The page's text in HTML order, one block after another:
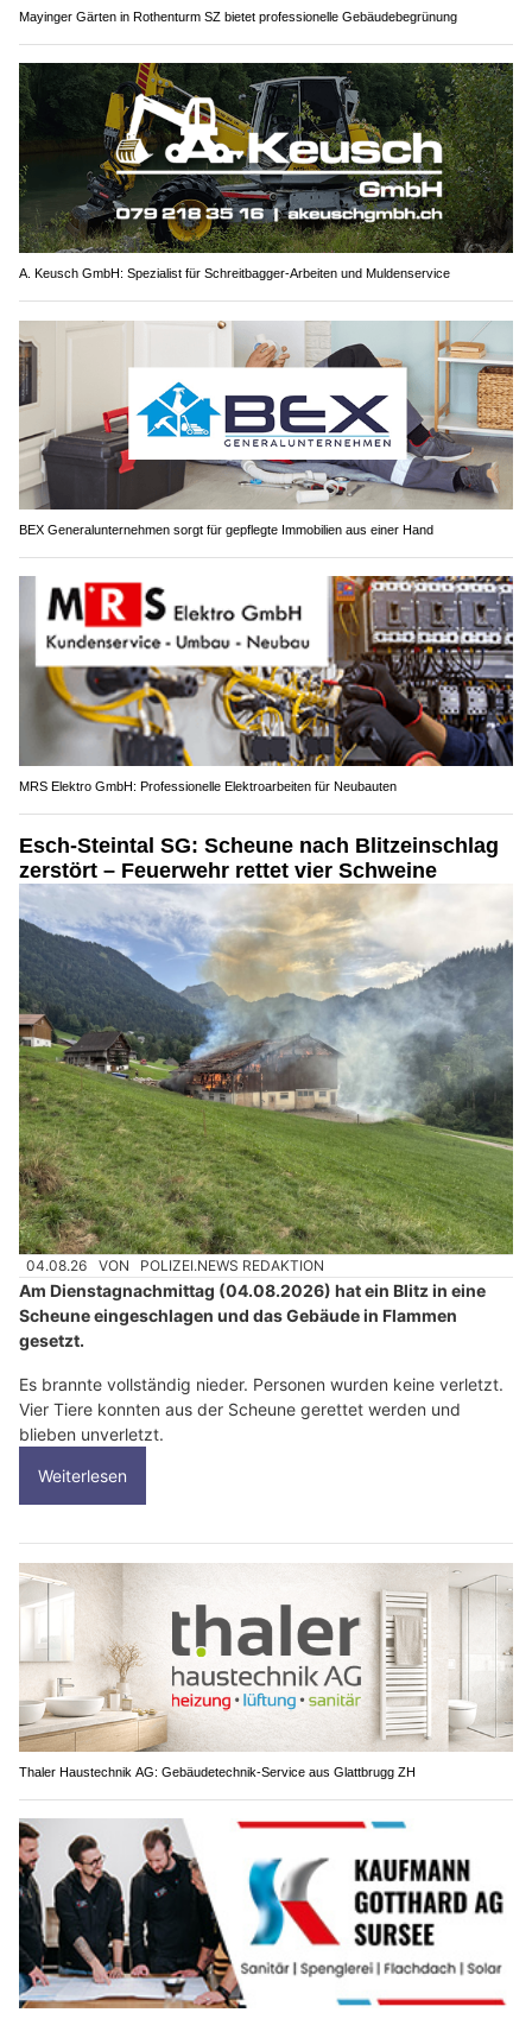
Mayinger Gärten in Rothenturm SZ bietet professionelle Gebäudebegrünung
A. Keusch GmbH: Spezialist für Schreitbagger-Arbeiten und Muldenservice
BEX Generalunternehmen sorgt für gepflegte Immobilien aus einer Hand
MRS Elektro GmbH: Professionelle Elektroarbeiten für Neubauten
Esch-Steintal SG: Scheune nach Blitzeinschlag
zerstört – Feuerwehr rettet vier Schweine
04.08.26 VON POLIZEI.NEWS REDAKTION
Am Dienstagnachmittag (04.08.2026) hat ein Blitz in eine
Scheune eingeschlagen und das Gebäude in Flammen
gesetzt.
Es brannte vollständig nieder. Personen wurden keine verletzt.
Vier Tiere konnten aus der Scheune gerettet werden und
blieben unverletzt.
Weiterlesen
Thaler Haustechnik AG: Gebäudetechnik-Service aus Glattbrugg ZH